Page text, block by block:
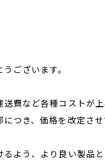
ございます。
送費など各種コストが
つき、価格を改定さ
よう、より良い製品